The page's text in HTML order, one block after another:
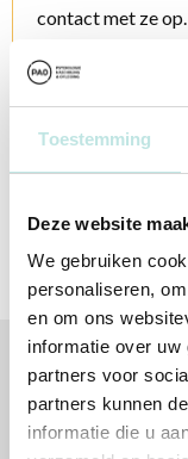
Toestemming
Deze website
We gebruiken
personaliseren,
en om ons
informatie over
partners voor
partners kunnen
informatie die u
contact met ze
Contactopties